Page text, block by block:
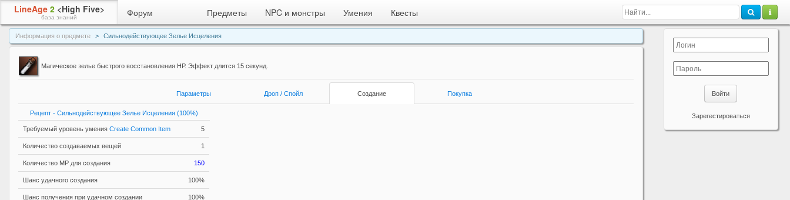
LineAge 2 <High Five>
база знаний Форум Предметы NPC и монстры Умения Квесты
Информация о предмете Сильнодействующее Зелье Исцеления
Магическое зелье быстрого восстановления НР. Эффект длится 15 секунд.
Параметры Дроп / Спойл Создание Покупка
Рецепт - Сильнодействующее Зелье Исцеления (100%)
Требуемый уровень умения Create Common Item 5
Количество создаваемых вещей 1
Количество MP для создания 150
Шанс удачного создания 100%
Шанс получения при удачном создании 100%
Войти
Зарегестироваться